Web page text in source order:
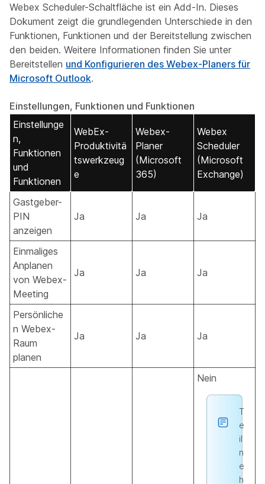
Webex Scheduler-Schaltfläche ist ein Add-In. Dieses
Dokument zeigt die grundlegenden Unterschiede in den
Funktionen, Funktionen und der Bereitstellung zwischen
den beiden. Weitere Informationen finden Sie unter
Bereitstellen und Konfigurieren des Webex-Planers für
Microsoft Outlook.
Einstellungen, Funktionen und Funktionen
Einstellunge
n,
Funktionen
und
Funktionen
WebEx-
Produktivitä
tswerkzeug
e
Webex-
Planer
(Microsoft
365)
Webex
Scheduler
(Microsoft
Exchange)
Gastgeber-
PIN
anzeigen
Ja Ja Ja
Einmaliges
Anplanen
von Webex-
Meeting
Ja Ja Ja
Persönliche
n Webex-
Raum
planen
Ja Ja Ja
Nein
T
e
il
n
e
h